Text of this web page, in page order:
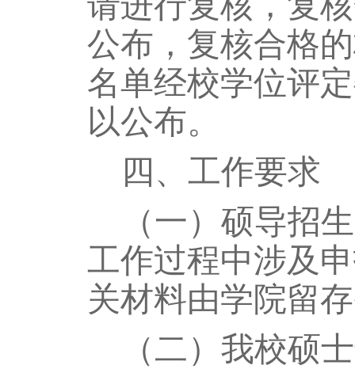
公布，复核合格
名单经校学位评
以公布。
四、工作要求
（一） 硕导招
工作过程中涉及
关材料由学院留
（二） 我校硕